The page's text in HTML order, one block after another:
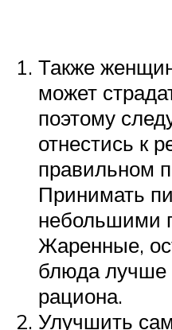
Также
может
поэтому
отнестись к
правильном
Принимать
небольшими
Жаренные,
блюда лучше
рациона.
Улучшить